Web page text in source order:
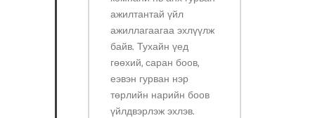
ажилтантай үйл
ажиллагаагаа эхлүүлж
байв. Тухайн үед
гөөхий, саран боов,
еэвэн гурван нэр
төрлийн нарийн боов
үйлдвэрлэж эхлэв.